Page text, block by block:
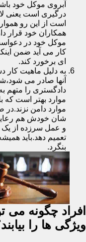
آبروی موکل خود
درگیری است یعنی
است از این رو
همکاران خود قرار
موکل خود در
کار می آید ضمن
ای برخورد کند.
به دلیل ماهیت کار
آنها صادر می
دادگستری را متهم
موارد بهتر است که
موارد دامن
شان خودش هم
و عمل سرزده از یک
تعمیم دهد.باید
بنگرد.
افراد چگونه می
ویژگی ها را